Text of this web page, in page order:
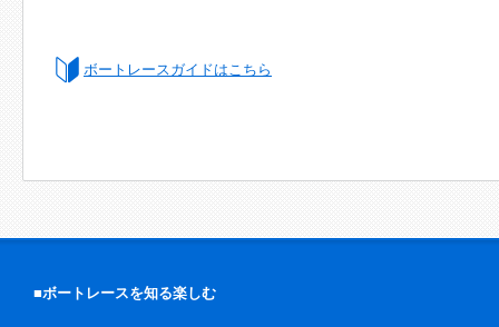
ボートレースガイドはこちら
■ボートレースを知る楽しむ